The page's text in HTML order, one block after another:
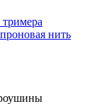
нить